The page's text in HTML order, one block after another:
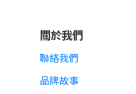
關於我們
聯絡我們
品牌故事